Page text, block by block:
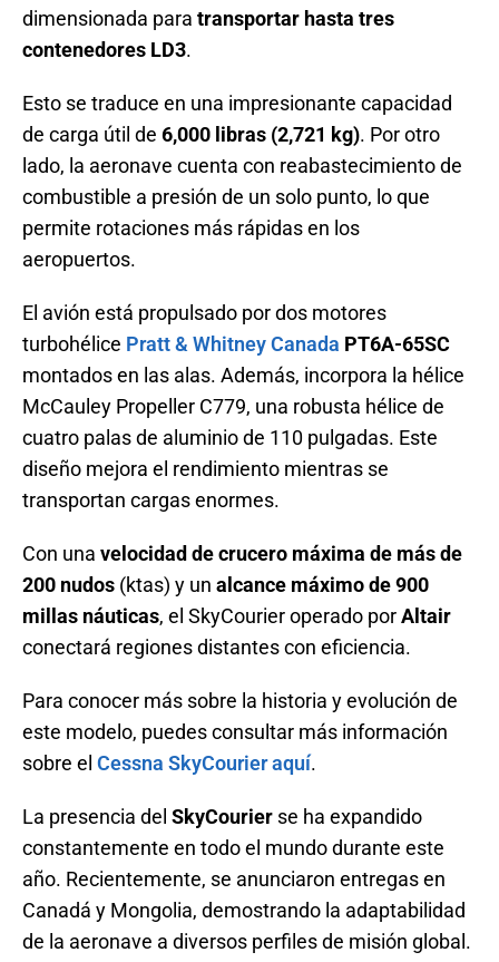
dimensionada para transportar hasta tres
contenedores LD3.
Esto se traduce en una impresionante capacidad
de carga útil de 6,000 libras (2,721 kg). Por otro
lado, la aeronave cuenta con reabastecimiento de
combustible a presión de un solo punto, lo que
permite rotaciones más rápidas en los
aeropuertos.
El avión está propulsado por dos motores
turbohélice Pratt & Whitney Canada PT6A-65SC
montados en las alas. Además, incorpora la hélice
McCauley Propeller C779, una robusta hélice de
cuatro palas de aluminio de 110 pulgadas. Este
diseño mejora el rendimiento mientras se
transportan cargas enormes.
Con una velocidad de crucero máxima de más de
200 nudos (ktas) y un alcance máximo de 900
millas náuticas, el SkyCourier operado porAltair
conectará regiones distantes con eficiencia.
Para conocer más sobre la historia y evolución de
este modelo, puedes consultar más información
sobre el Cessna SkyCourier aquí.
La presencia del SkyCourier se ha expandido
constantemente en todo el mundo durante este
año. Recientemente, se anunciaron entregas en
Canadá y Mongolia, demostrando la adaptabilidad
de la aeronave a diversos perfiles de misión global.